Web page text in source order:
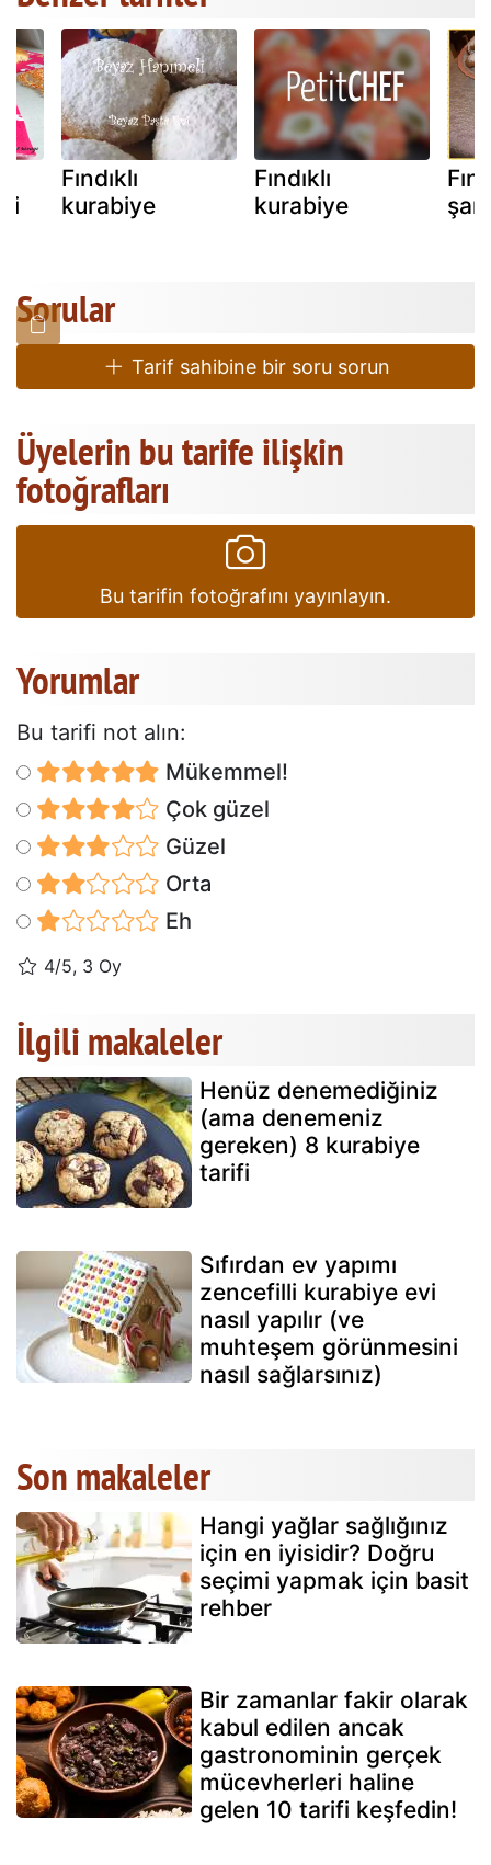
Fındıklı
kurabiye
Fındıklı
kurabiye
Sorular
Tarif sahibine bir soru sorun
Üyelerin bu tarife ilişkin
fotoğrafları
Bu tarifin fotoğrafını yayınlayın.
Yorumlar
Bu tarifi not alın:
Mükemmel!
Çok güzel
Güzel
Orta
Eh
4/5, 3 Oy
İlgili makaleler
Henüz denemediğiniz
(ama denemeniz
gereken) 8 kurabiye
tarifi
Sıfırdan ev yapımı
zencefilli kurabiye evi
nasıl yapılır (ve
muhteşem görünmesini
nasıl sağlarsınız)
Son makaleler
Hangi yağlar sağlığınız
için en iyisidir? Doğru
seçimi yapmak için basit
rehber
Bir zamanlar fakir olarak
kabul edilen ancak
gastronominin gerçek
mücevherleri haline
gelen 10 tarifi keşfedin!